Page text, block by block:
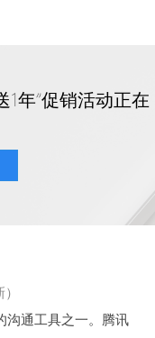
年”促销活动正在
通工具之一。腾讯